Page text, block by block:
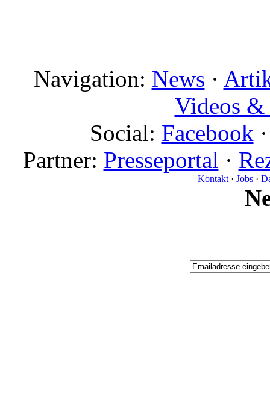
Navigation: News ·
Videos
Social: Facebook
Partner: Presseportal ·
Kontakt· Jobs·